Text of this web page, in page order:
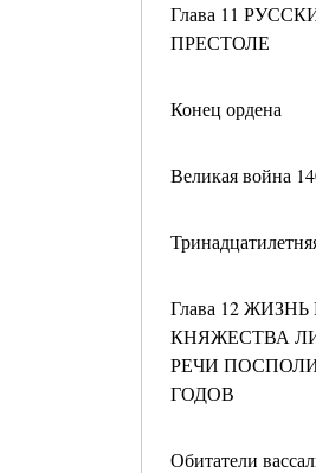
Глава 11
ПРЕСТОЛЕ
Конец ордена
Великая война
Глава 12
КНЯЖЕСТВА
РЕЧИ
ГОДОВ
Обитатели